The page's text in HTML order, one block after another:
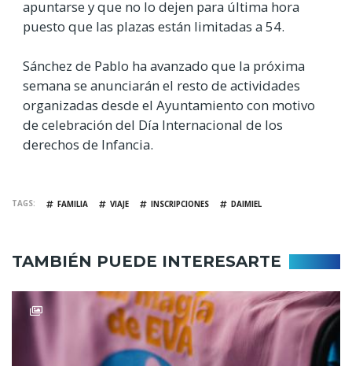
apuntarse y que no lo dejen para última hora
puesto que las plazas están limitadas a 54.
Sánchez de Pablo ha avanzado que la próxima
semana se anunciarán el resto de actividades
organizadas desde el Ayuntamiento con motivo
de celebración del Día Internacional de los
derechos de Infancia.
TAGS FAMILIA VIAJE INSCRIPCIONES DAIMIEL
TAMBIÉN PUEDE INTERESARTE